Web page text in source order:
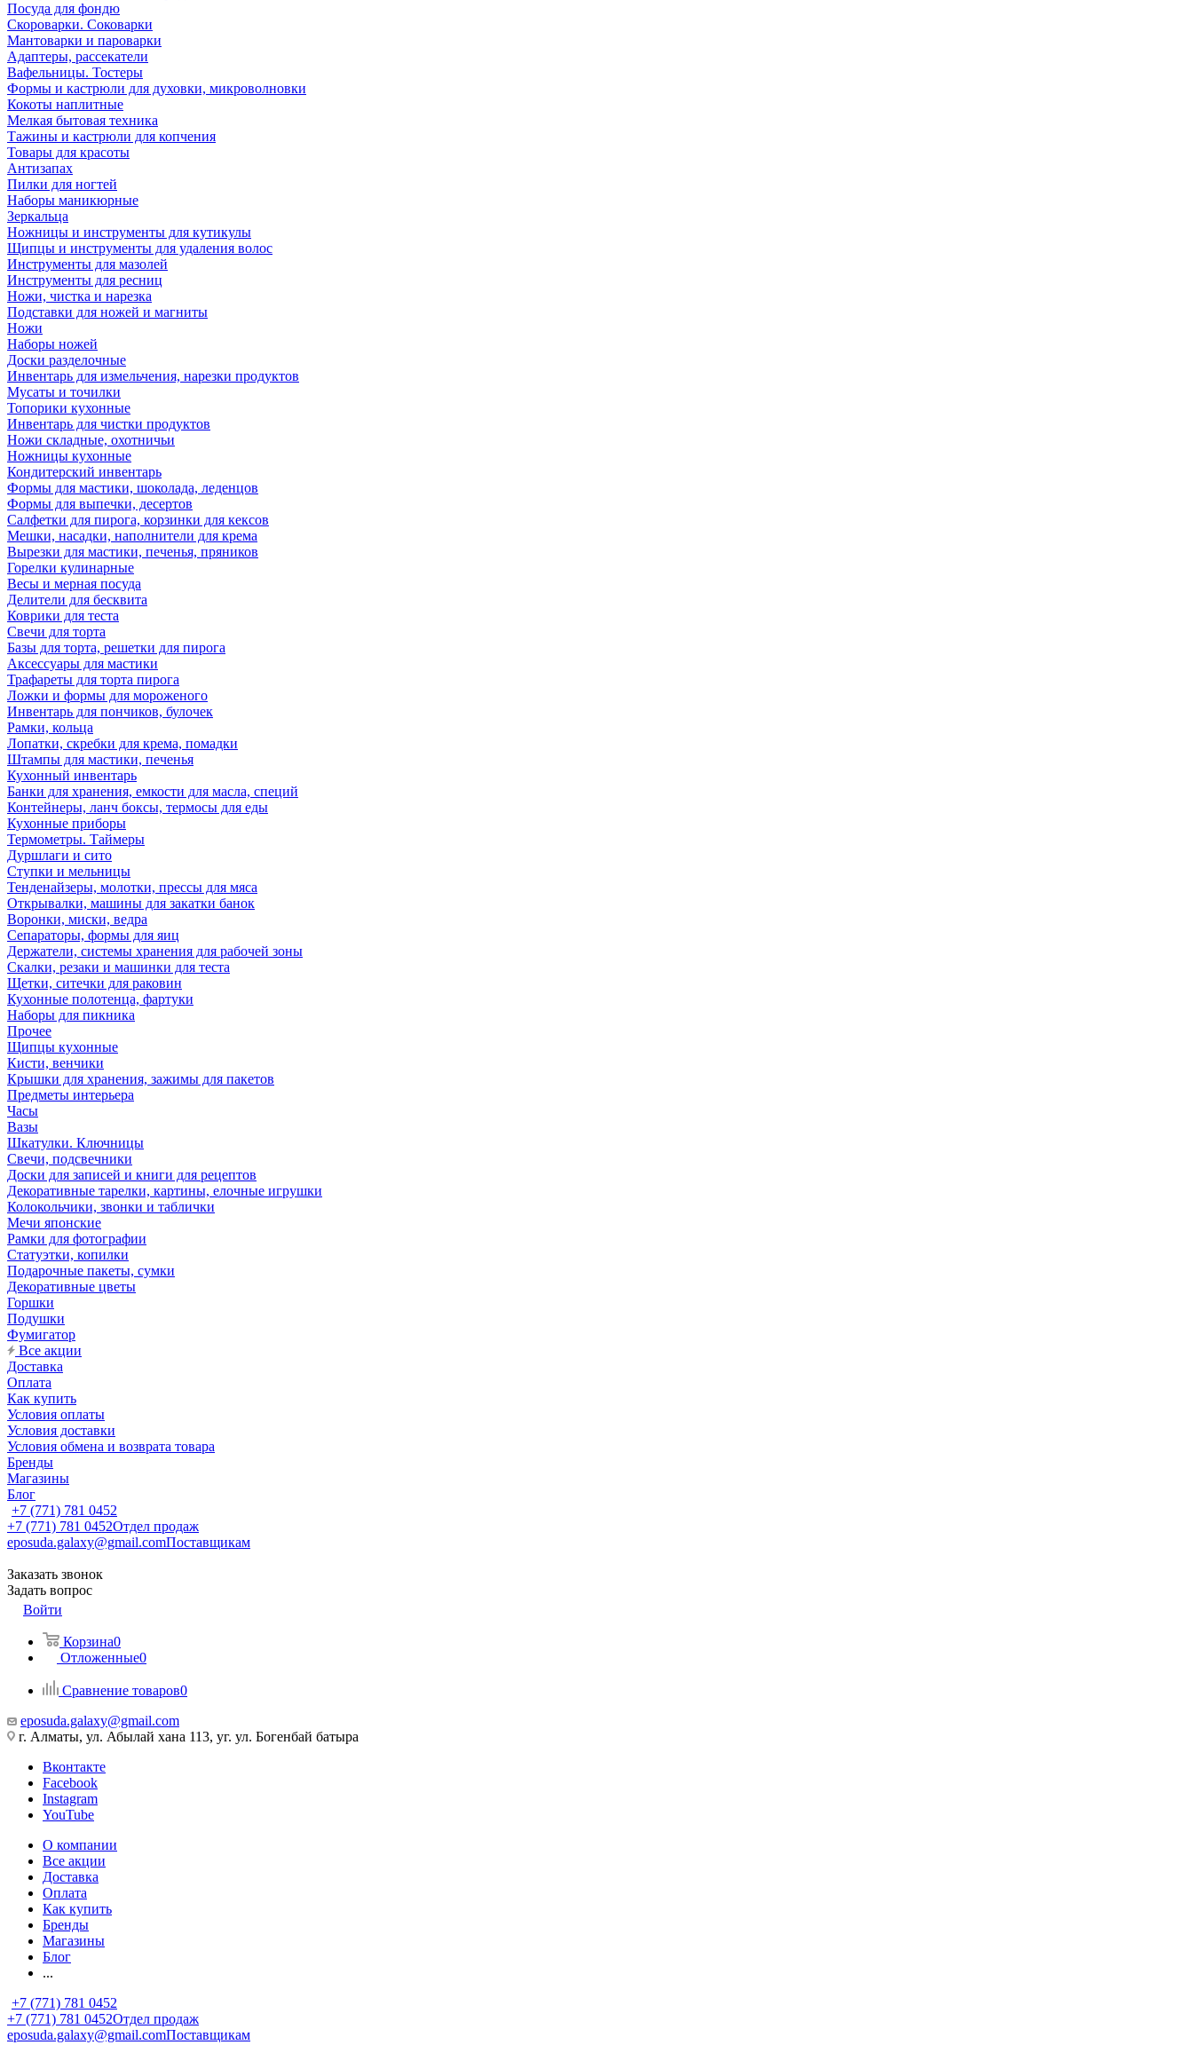
Посуда для фондю
Скороварки. Соковарки
Мантоварки и пароварки
Адаптеры, рассекатели
Вафельницы. Тостеры
Формы и кастрюли для духовки, микроволновки
Кокоты наплитные
Мелкая бытовая техника
Тажины и кастрюли для копчения
Товары для красоты
Антизапах
Пилки для ногтей
Наборы маникюрные
Зеркальца
Ножницы и инструменты для кутикулы
Щипцы и инструменты для удаления волос
Инструменты для мазолей
Инструменты для ресниц
Ножи, чистка и нарезка
Подставки для ножей и магниты
Ножи
Наборы ножей
Доски разделочные
Инвентарь для измельчения, нарезки продуктов
Мусаты и точилки
Топорики кухонные
Инвентарь для чистки продуктов
Ножи складные, охотничьи
Ножницы кухонные
Кондитерский инвентарь
Формы для мастики, шоколада, леденцов
Формы для выпечки, десертов
Салфетки для пирога, корзинки для кексов
Мешки, насадки, наполнители для крема
Вырезки для мастики, печенья, пряников
Горелки кулинарные
Весы и мерная посуда
Делители для бесквита
Коврики для теста
Свечи для торта
Базы для торта, решетки для пирога
Аксессуары для мастики
Трафареты для торта пирога
Ложки и формы для мороженого
Инвентарь для пончиков, булочек
Рамки, кольца
Лопатки, скребки для крема, помадки
Штампы для мастики, печенья
Кухонный инвентарь
Банки для хранения, емкости для масла, специй
Контейнеры, ланч боксы, термосы для еды
Кухонные приборы
Термометры. Таймеры
Дуршлаги и сито
Ступки и мельницы
Тенденайзеры, молотки, прессы для мяса
Открывалки, машины для закатки банок
Воронки, миски, ведра
Сепараторы, формы для яиц
Держатели, системы хранения для рабочей зоны
Скалки, резаки и машинки для теста
Щетки, ситечки для раковин
Кухонные полотенца, фартуки
Наборы для пикника
Прочее
Щипцы кухонные
Кисти, венчики
Крышки для хранения, зажимы для пакетов
Предметы интерьера
Часы
Вазы
Шкатулки. Ключницы
Свечи, подсвечники
Доски для записей и книги для рецептов
Декоративные тарелки, картины, елочные игрушки
Колокольчики, звонки и таблички
Мечи японские
Рамки для фотографии
Статуэтки, копилки
Подарочные пакеты, сумки
Декоративные цветы
Горшки
Подушки
Фумигатор
Все акции
Доставка
Оплата
Как купить
Условия оплаты
Условия доставки
Условия обмена и возврата товара
Бренды
Магазины
Блог
+7 (771) 781 0452
+7 (771) 781 0452Отдел продаж
eposuda.galaxy@gmail.comПоставщикам
Заказать звонок
Задать вопрос
Войти
Корзина0
Отложенные0
Сравнение товаров0
eposuda.galaxy@gmail.com
г. Алматы, ул. Абылай хана 113, уг. ул. Богенбай батыра
Вконтакте
Facebook
Instagram
YouTube
О компании
Все акции
Доставка
Оплата
Как купить
Бренды
Магазины
Блог
...
+7 (771) 781 0452
+7 (771) 781 0452Отдел продаж
eposuda.galaxy@gmail.comПоставщикам